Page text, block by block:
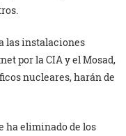
las instalaciones
por la CIA y el Mosad,
nucleares, harán de
ha eliminado de los